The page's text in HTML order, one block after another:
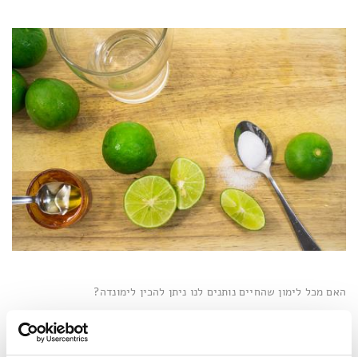
האם מכל לימון שהחיים נותנים לנו ניתן להכין לימונדה?
דברים רבים אנו יכולים ללמוד על עצמנו בעקבות משבר או